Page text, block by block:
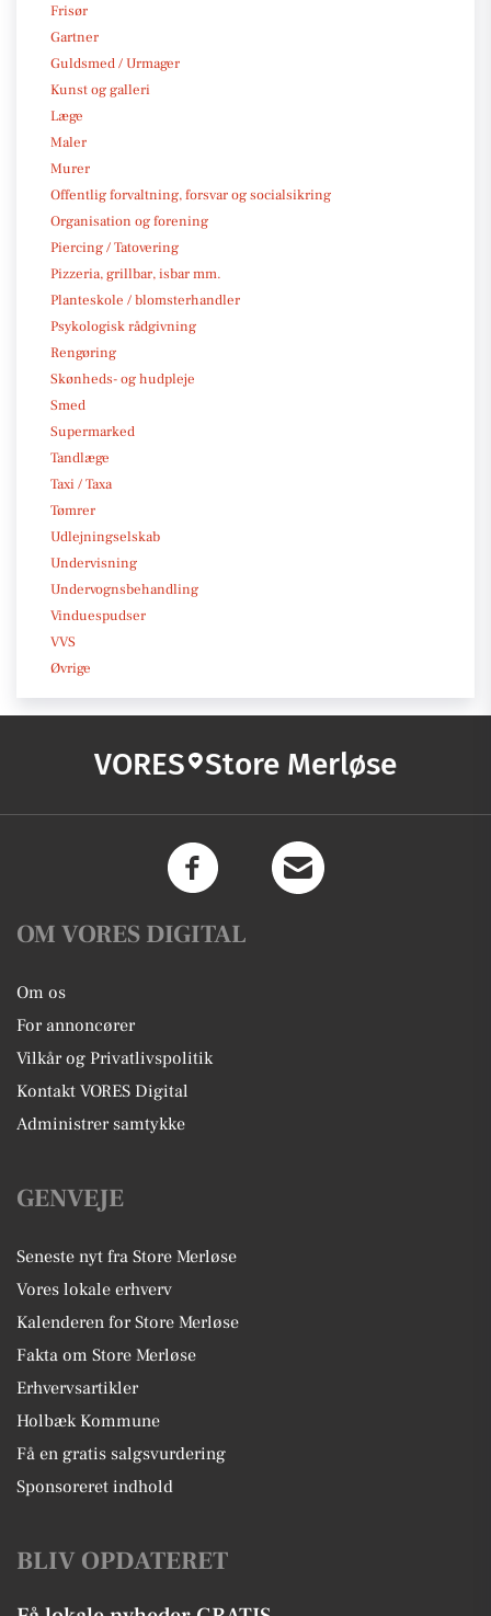
Frisør
Gartner
Guldsmed / Urmager
Kunst og galleri
Læge
Maler
Murer
Offentlig forvaltning, forsvar og socialsikring
Organisation og forening
Piercing / Tatovering
Pizzeria, grillbar, isbar mm.
Planteskole / blomsterhandler
Psykologisk rådgivning
Rengøring
Skønheds- og hudpleje
Smed
Supermarked
Tandlæge
Taxi / Taxa
Tømrer
Udlejningselskab
Undervisning
Undervognsbehandling
Vinduespudser
VVS
Øvrige
VORES Store Merløse
OM VORES DIGITAL
Om os
For annoncører
Vilkår og Privatlivspolitik
Kontakt VORES Digital
Administrer samtykke
GENVEJE
Seneste nyt fra Store Merløse
Vores lokale erhverv
Kalenderen for Store Merløse
Fakta om Store Merløse
Erhvervsartikler
Holbæk Kommune
Få en gratis salgsvurdering
Sponsoreret indhold
BLIV OPDATERET